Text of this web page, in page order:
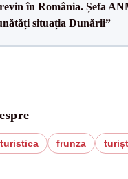
în România. Șefa
situația Dunării”
frunza